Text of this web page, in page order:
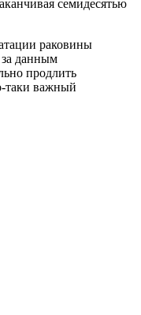
семидесятью
раковины
данным
продлить
таки важный